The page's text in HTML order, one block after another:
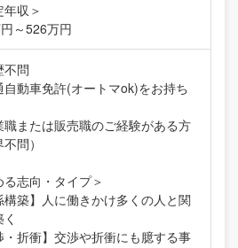
年収＞
～526万円
問
動車免許(オートマok)をお持ち
または販売職のご経験がある方
不問）
る志向・タイプ＞
構築】人に働きかけ多くの人と関
・折衝】交渉や折衝にも臆する事